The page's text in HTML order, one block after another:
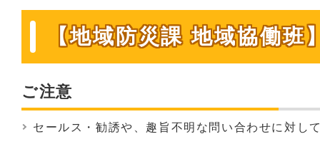
【地域防災課 地域協働班
ご注意
セールス・勧誘や、趣旨不明な問い合わせに対し